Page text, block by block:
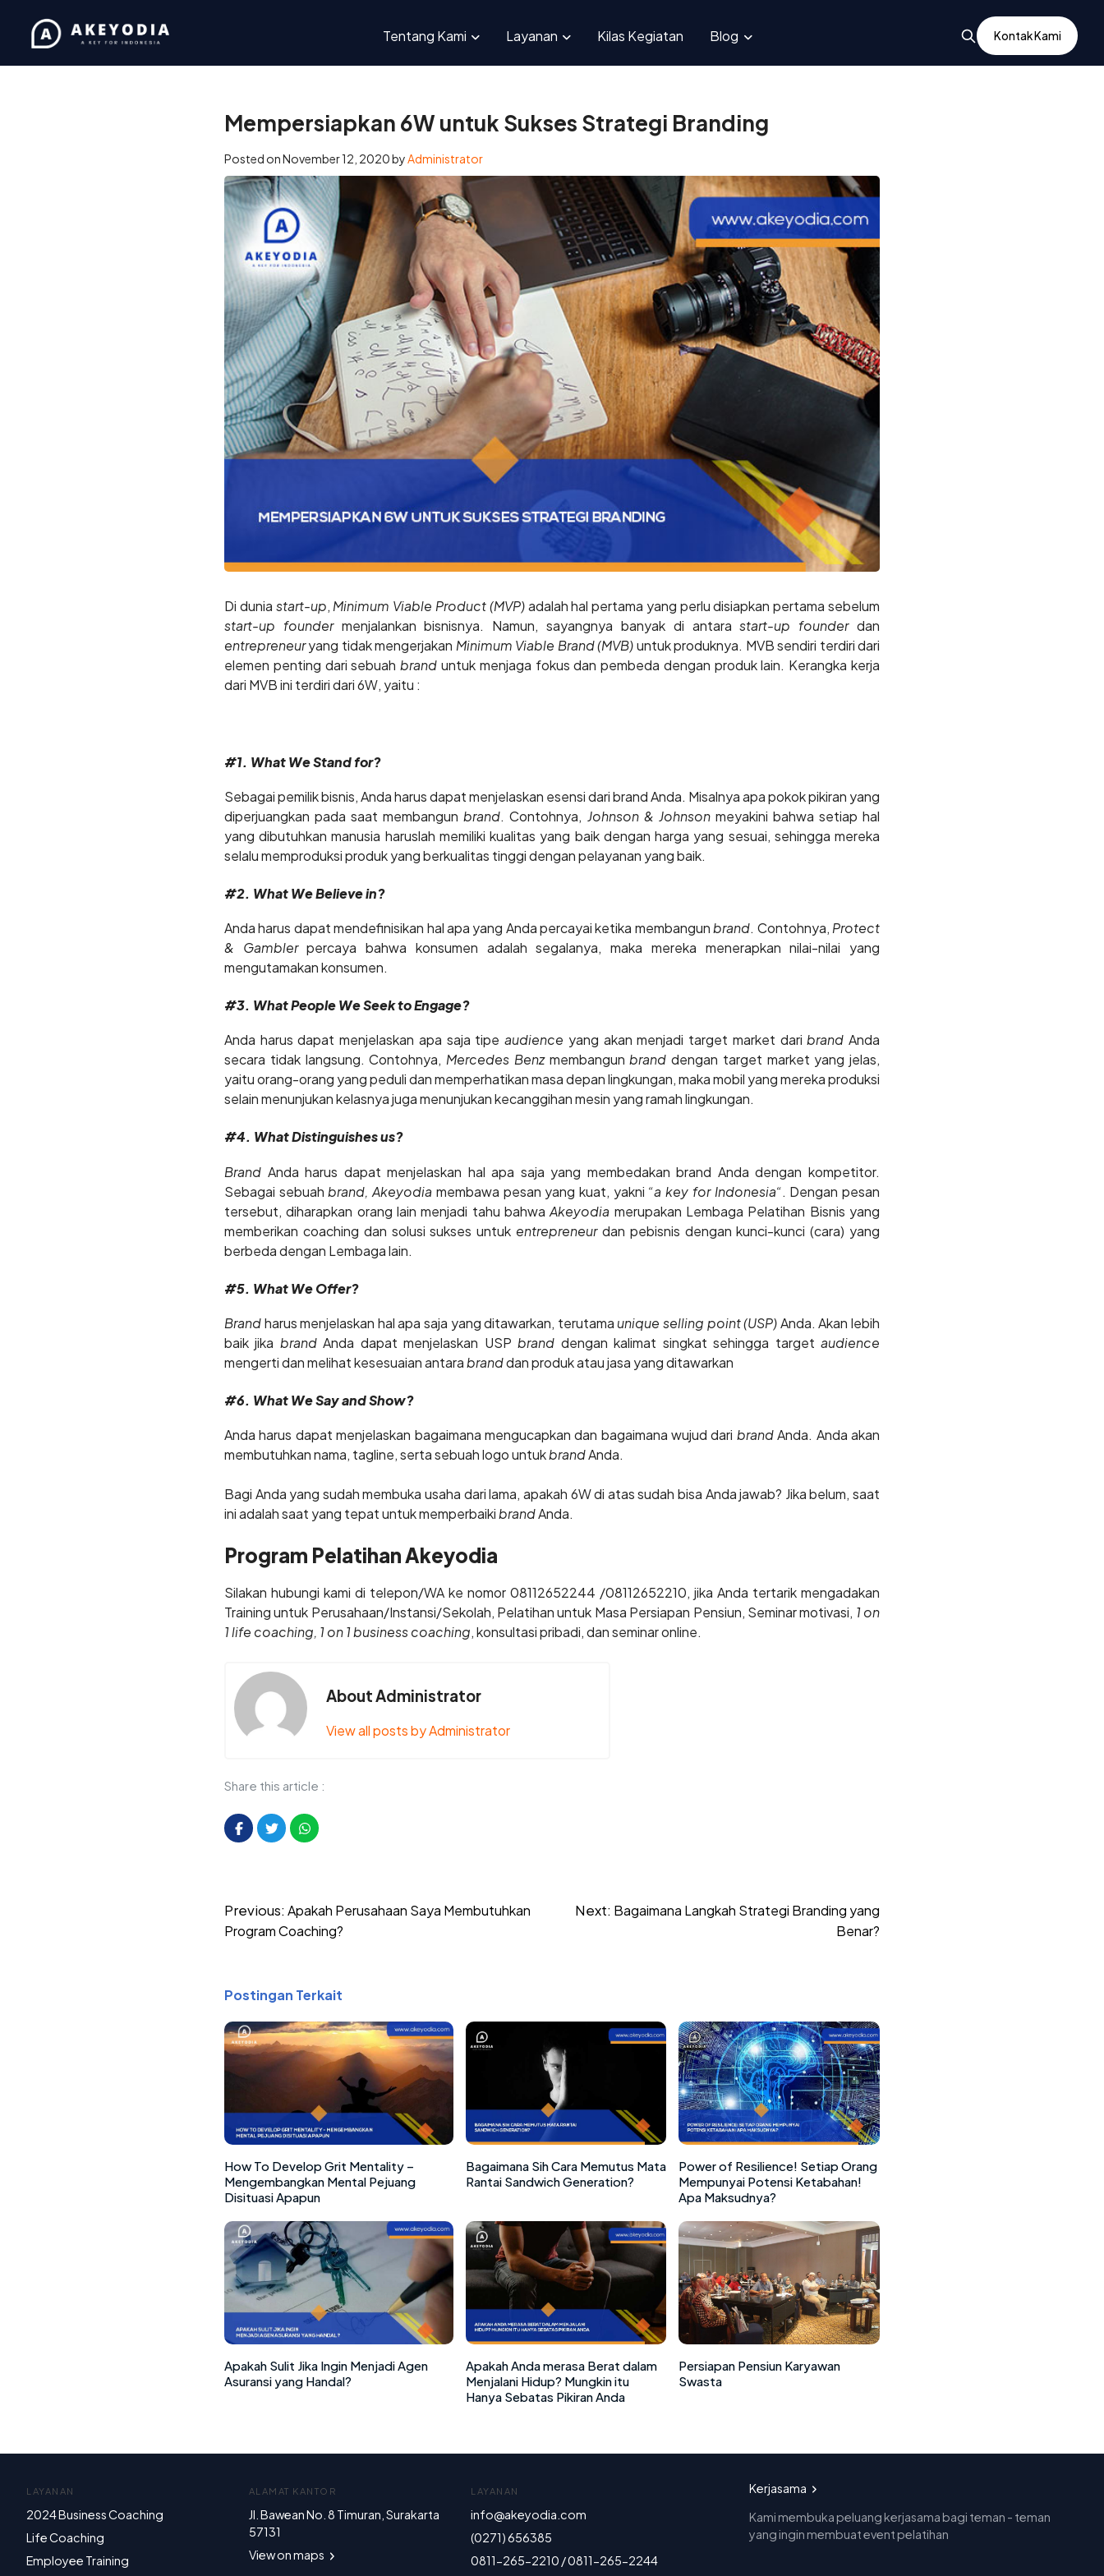
Tentang Kami Layanan Kilas Kegiatan Blog Kontak Kami
Mempersiapkan 6W untuk Sukses Strategi Branding
Mempersiapkan 6W untuk Sukses Strategi Branding
Posted onNovember 12, 2020byAdministrator
Di dunia start-up, Minimum Viable Product (MVP)adalah hal pertama yang perlu disiapkan pertama sebelum
start-up foundermenjalankan bisnisnya. Namun, sayangnya banyak di antarastart-up founderdan
entrepreneuryang tidak mengerjakan Minimum Viable Brand (MVB)untuk produknya. MVB sendiri terdiri dari
elemen penting dari sebuahbrand untuk menjaga fokus dan pembeda dengan produk lain. Kerangka kerja
dari MVB ini terdiri dari 6W, yaitu :
#1. What We Stand for?
Sebagai pemilik bisnis, Anda harus dapat menjelaskan esensi dari brand Anda. Misalnya apa pokok pikiran yang
diperjuangkan pada saat membangunbrand. Contohnya, Johnson & Johnsonmeyakini bahwa setiap hal
yang dibutuhkan manusia haruslah memiliki kualitas yang baik dengan harga yang sesuai, sehingga mereka
selalu memproduksi produk yang berkualitas tinggi dengan pelayanan yang baik.
#2. What We Believe in?
Anda harus dapat mendefinisikan hal apa yang Anda percayai ketika membangunbrand. Contohnya, Protect
& Gamblerpercaya bahwa konsumen adalah segalanya, maka mereka menerapkan nilai-nilai yang
mengutamakan konsumen.
#3. What People We Seek to Engage?
Anda harus dapat menjelaskan apa saja tipeaudience yang akan menjadi target market daribrand Anda
secara tidak langsung. Contohnya, Mercedes Benzmembangunbrand dengan target market yang jelas,
yaitu orang-orang yang peduli dan memperhatikan masa depan lingkungan, maka mobil yang mereka produksi
selain menunjukan kelasnya juga menunjukan kecanggihan mesin yang ramah lingkungan.
#4. What Distinguishes us?
Brand Anda harus dapat menjelaskan hal apa saja yang membedakan brand Anda dengan kompetitor.
Sebagai sebuahbrand, Akeyodia membawa pesan yang kuat, yakni “a key for Indonesia“. Dengan pesan
tersebut, diharapkan orang lain menjadi tahu bahwaAkeyodia merupakan Lembaga Pelatihan Bisnis yang
memberikan coaching dan solusi sukses untuk entrepreneur dan pebisnis dengan kunci-kunci (cara) yang
berbeda dengan Lembaga lain.
#5. What We Offer?
Brandharus menjelaskan hal apa saja yang ditawarkan, terutama unique selling point (USP)Anda. Akan lebih
baik jika brandAnda dapat menjelaskan USPbrand dengan kalimat singkat sehingga targetaudience
mengerti dan melihat kesesuaian antarabranddan produk atau jasa yang ditawarkan
#6. What We Say and Show?
Anda harus dapat menjelaskan bagaimana mengucapkan dan bagaimana wujud dari brandAnda. Anda akan
membutuhkan nama, tagline, serta sebuah logo untukbrandAnda.
Bagi Anda yang sudah membuka usaha dari lama, apakah 6W di atas sudah bisa Anda jawab? Jika belum, saat
ini adalah saat yang tepat untuk memperbaikibrandAnda.
Program Pelatihan Akeyodia
Silakan hubungi kami di telepon/WA ke nomor 08112652244 /08112652210, jika Anda tertarik mengadakan
Training untuk Perusahaan/Instansi/Sekolah, Pelatihan untuk Masa Persiapan Pensiun, Seminar motivasi, 1 on
1 life coaching, 1 on 1 business coaching, konsultasi pribadi, dan seminar online.
About Administrator
View all posts by Administrator
Share this article :
navigation
Previous:Apakah Perusahaan Saya Membutuhkan
Program Coaching?
Next: Bagaimana Langkah Strategi Branding yang
Benar?
Postingan Terkait
How To Develop Grit Mentality –
Mengembangkan Mental Pejuang
Disituasi Apapun
Bagaimana Sih Cara Memutus Mata
Rantai Sandwich Generation?
Power of Resilience! Setiap Orang
Mempunyai Potensi Ketabahan!
Apa Maksudnya?
Apakah Sulit Jika Ingin Menjadi Agen
Asuransi yang Handal?
Apakah Anda merasa Berat dalam
Menjalani Hidup? Mungkin itu
Hanya Sebatas Pikiran Anda
Persiapan Pensiun Karyawan
Swasta
LAYANAN
2024 Business Coaching
Life Coaching
Employee Training
ALAMAT KANTOR
Jl. Bawean No. 8 Timuran, Surakarta
57131
View on maps
LAYANAN
info@akeyodia.com
(0271) 656385
0811-265-2210 / 0811-265-2244
Kerjasama
Kami membuka peluang kerjasama bagi teman - teman
yang ingin membuat event pelatihan